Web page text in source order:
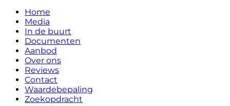
Home
Media
In de buurt
Documenten
Aanbod
Over ons
Reviews
Contact
Waardebepaling
Zoekopdracht